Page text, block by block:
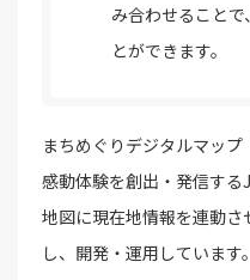
み合わせること
とができます。
まちめぐりデジタルマッ
感動体験を創出・発信す
地図に現在地情報を連動
し、開発・運用しています。